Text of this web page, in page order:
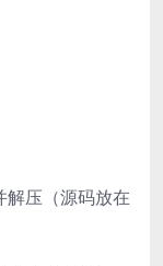
压（源码放在